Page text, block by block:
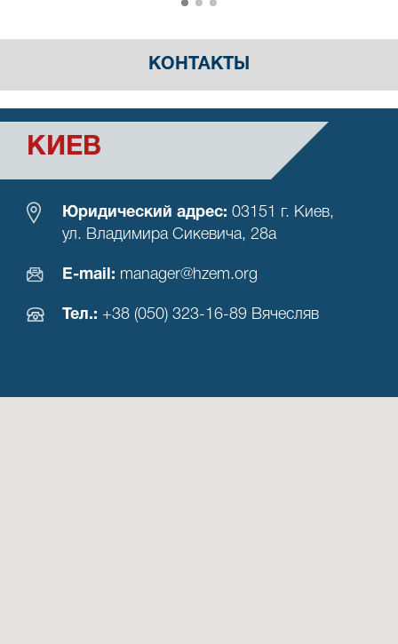
КОНТАКТЫ
КИЕВ
Юридический адрес: 03151 г. Киев,
ул. Владимира Сикевича, 28а
Е-mail: manager@hzem.org
Тел.: +38 (050) 323-16-89 Вячесляв